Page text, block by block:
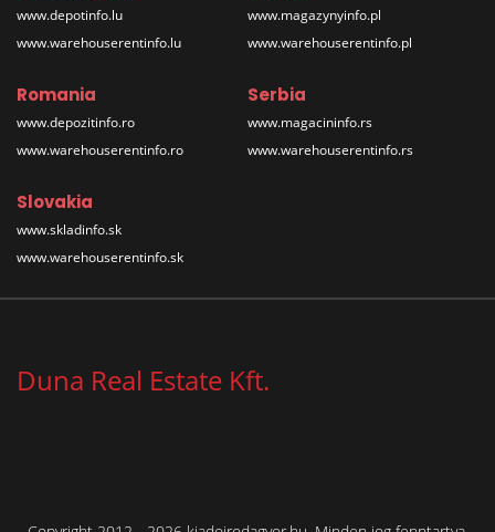
www.depotinfo.lu
www.warehouserentinfo.lu
www.magazynyinfo.pl
www.warehouserentinfo.pl
Romania
www.depozitinfo.ro
www.warehouserentinfo.ro
Serbia
www.magacininfo.rs
www.warehouserentinfo.rs
Slovakia
www.skladinfo.sk
www.warehouserentinfo.sk
Duna Real Estate Kft.